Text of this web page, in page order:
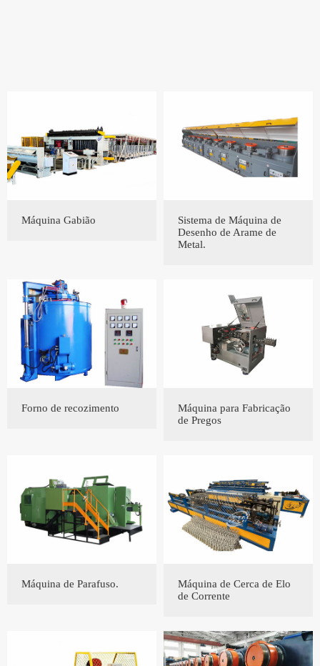
Máquina Gabião
Sistema de Máquina de
Desenho de Arame de
Metal.
Forno de recozimento
Máquina para Fabricação
de Pregos
Máquina de Parafuso.
Máquina de Cerca de Elo
de Corrente